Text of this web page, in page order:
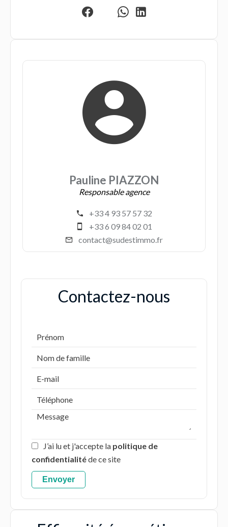
Pauline PIAZZON
Responsable agence
+33 4 93 57 57 32
+33 6 09 84 02 01
contact@sudestimmo.fr
Contactez-nous
J’ai lu et j'accepte la politique de
confidentialitéde ce site
Envoyer